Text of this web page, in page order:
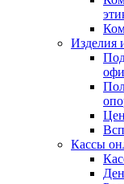
Изделия
Кассы